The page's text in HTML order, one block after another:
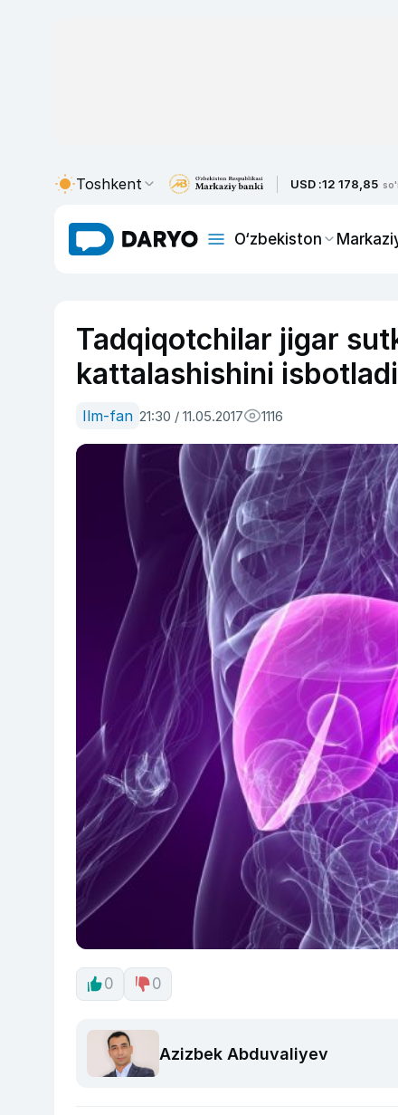
Toshkent USD :12 178,85
O‘zbekiston
Tadqiqotchilar jigar
kattalashishini isbotladi
Ilm-fan 21:30 / 11.05.2017 1116
0 0
Azizbek Abduvaliyev